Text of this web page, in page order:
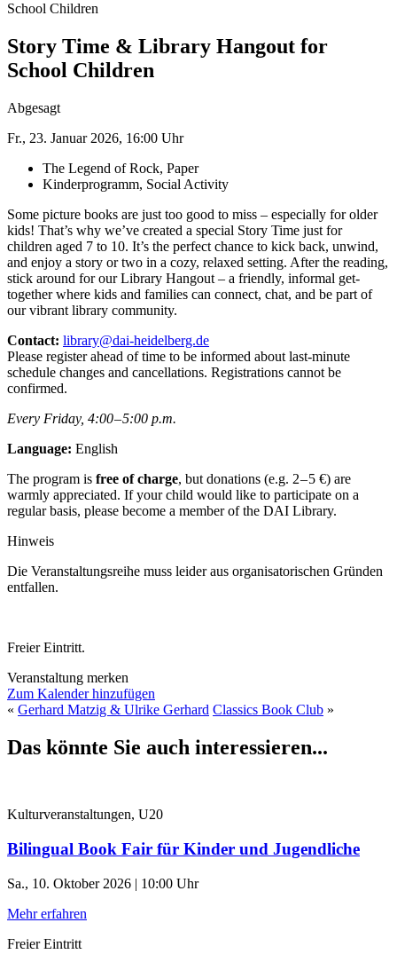
School Children
Story Time & Library Hangout for
School Children
Abgesagt
Fr., 23. Januar 2026, 16:00 Uhr
The Legend of Rock, Paper
Kinderprogramm, Social Activity
Some picture books are just too good to miss – especially for older
kids! That’s why we’ve created a special Story Time just for
children aged 7 to 10. It’s the perfect chance to kick back, unwind,
and enjoy a story or two in a cozy, relaxed setting. After the reading,
stick around for our Library Hangout – a friendly, informal get-
together where kids and families can connect, chat, and be part of
our vibrant library community.
Contact: library@dai-heidelberg.de
Please register ahead of time to be informed about last-minute
schedule changes and cancellations. ­Registrations cannot be
confirmed.
Every Friday, 4:00 – 5:00 p.m.
Language: English
The program is free of charge, but donations (e.g. 2 – 5 €) are
warmly appreciated. If your child would like to participate on a
regular basis, please become a member of the DAI Library.
Hinweis
Die Veranstaltungsreihe muss leider aus organisatorischen Gründen
entfallen.
Freier Eintritt.
Veranstaltung merken
Zum Kalender hinzufügen
« Gerhard Matzig & Ulrike Gerhard Classics Book Club »
Das könnte Sie auch interessieren...
Kulturveranstaltungen, U20
Bilingual Book Fair für Kinder und Jugendliche
Sa., 10. Oktober 2026 | 10:00 Uhr
Mehr erfahren
Freier Eintritt